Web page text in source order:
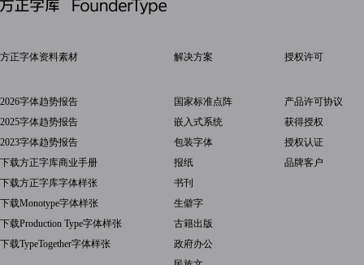
方正字体资料素材
2026字体趋势报告
2025字体趋势报告
2023字体趋势报告
下载方正字库商业手册
下载方正字库字体样张
下载Monotype字体样张
下载Production Type字体样张
下载TypeTogether字体样张
解决方案
国家标准点阵
嵌入式系统
包装字体
报纸
书刊
生僻字
古籍出版
政府办公
授权许可
产品许可协议
获得授权
授权认证
品牌客户